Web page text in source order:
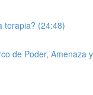
terapia? (24:48)
de Poder, Amenaza